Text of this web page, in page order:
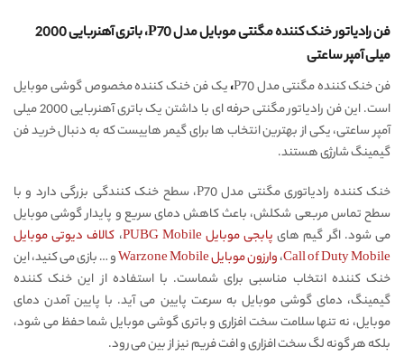
فن رادیاتور خنک کننده مگنتی موبایل مدل P70، باتری آهنربایی 2000
میلی آمپر ساعتی
فن خنک کننده مگنتی مدل P70 ،یک فن خنک کننده مخصوص گوشی موبایل
است. این فن رادیاتور مگنتی حرفه ای با داشتن یک باتری آهنربایی 2000 میلی
آمپر ساعتی، یکی از بهترین انتخاب ها برای گیمر هاییست که به دنبال خرید فن
گیمینگ شارژی هستند.
خنک کننده رادیاتوری مگنتی مدل P70،‌ سطح خنک کنندگی بزرگی دارد و با
سطح تماس مربعی شکلش، باعث کاهش دمای سریع و پایدار گوشی موبایل
می شود. اگر گیم های پابجی موبایل PUBG Mobile ، کالاف دیوتی موبایل
Call of Duty Mobile،وارزون موبایل Warzone Mobile
و … بازی می کنید،‌ این
خنک کننده انتخاب مناسبی برای شماست. با استفاده از این خنک کننده
گیمینگ، دمای گوشی موبایل به سرعت پایین می آید. با پایین آمدن دمای
موبایل، نه تنها سلامت سخت افزاری و باتری گوشی موبایل شما حفظ می شود،‌
بلکه هر گونه لگ سخت افزاری و افت فریم نیز از بین می رود.